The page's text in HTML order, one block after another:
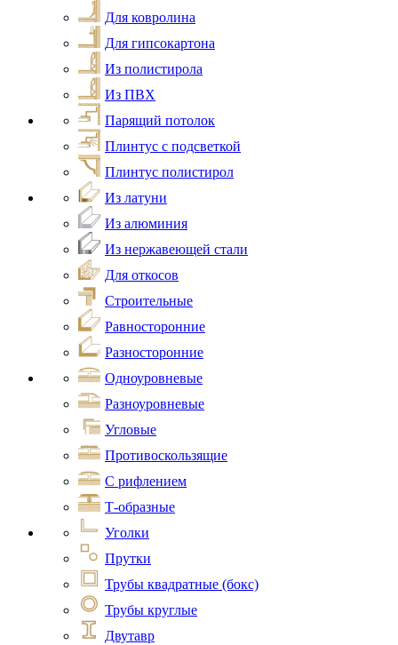
Для ковролина
Для гипсокартона
Из полистирола
Из ПВХ
Парящий потолок
Плинтус с подсветкой
Плинтус полистирол
Из латуни
Из алюминия
Из нержавеющей стали
Для откосов
Строительные
Равносторонние
Разносторонние
Одноуровневые
Разноуровневые
Угловые
Противоскользящие
С рифлением
Т-образные
Уголки
Прутки
Трубы квадратные (бокс)
Трубы круглые
Двутавр